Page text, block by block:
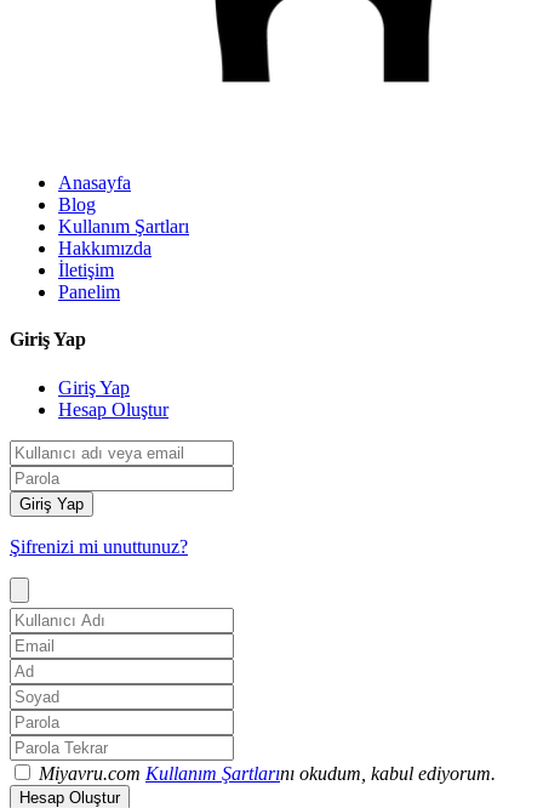
Anasayfa
Blog
Kullanım Şartları
Hakkımızda
İletişim
Panelim
Giriş Yap
Giriş Yap
Hesap Oluştur
Giriş Yap
Şifrenizi mi unuttunuz?
Miyavru.com Kullanım Şartlarını okudum, kabul ediyorum.
Hesap Oluştur